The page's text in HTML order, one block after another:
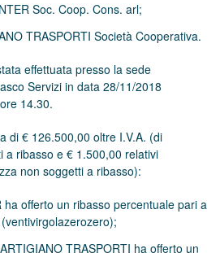
Soc. Coop. Cons. arl;
TRASPORTI Società Cooperativa.
effettuata presso la sede
Servizi in data 28/11/2018
14.30.
di € 126.500,00 oltre I.V.A. (di
a ribasso e € 1.500,00 relativi
non soggetti a ribasso):
ha offerto un ribasso percentuale pari a
(ventivirgolazerozero);
TRASPORTI ha offerto un